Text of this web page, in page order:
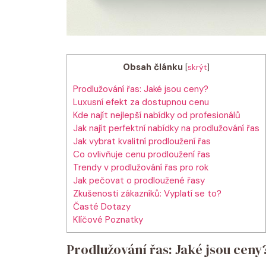
Obsah článku [skrýt]
Prodlužování‍ řas: Jaké ‌jsou ceny?
Luxusní efekt za⁢ dostupnou cenu
Kde najít nejlepší nabídky od profesionálů
Jak‌ najít perfektní ⁣nabídky ⁢na prodlužování‍ řas
Jak vybrat kvalitní prodloužení řas
Co ovlivňuje cenu prodloužení řas
Trendy v prodlužování ⁢řas⁣ pro‍ rok
Jak pečovat ‍o prodloužené řasy
Zkušenosti zákazníků: Vyplatí ⁣se to?
Časté ⁢Dotazy
Klíčové Poznatky
Prodlužování‍ řas: Jaké ‌jsou